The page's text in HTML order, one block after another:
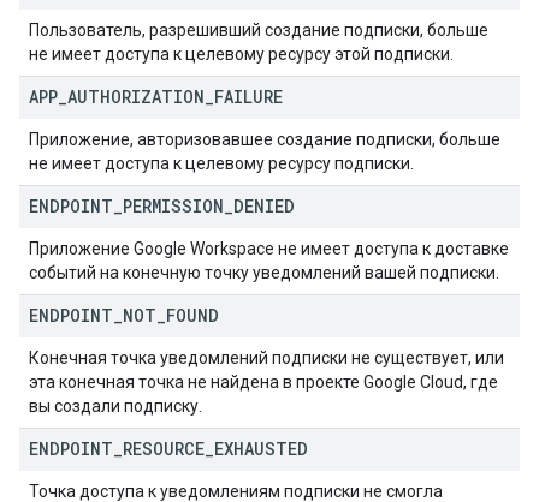
Пользователь, разрешивший создание подписки, больше
не имеет доступа к целевому ресурсу этой подписки.
APP AUTHORIZATION FAILURE
Приложение, авторизовавшее создание подписки, больше
не имеет доступа к целевому ресурсу подписки.
ENDPOINT PERMISSION DENIED
Приложение Google Workspace не имеет доступа к доставке
событий на конечную точку уведомлений вашей подписки.
ENDPOINT NOT FOUND
Конечная точка уведомлений подписки не существует, или
эта конечная точка не найдена в проекте Google Cloud, где
вы создали подписку.
ENDPOINT RESOURCE EXHAUSTED
Точка доступа к уведомлениям подписки не смогла